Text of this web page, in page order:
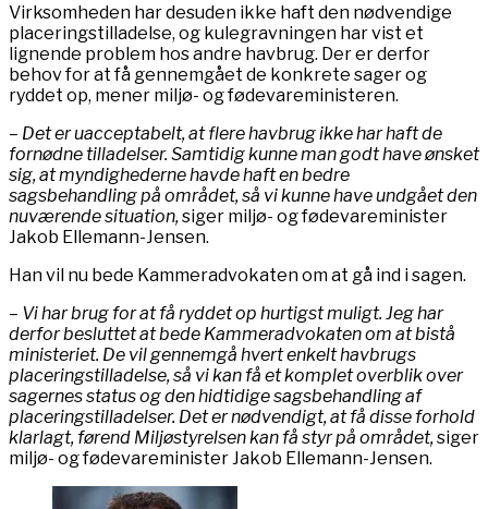
Virksomheden har desuden ikke haft den nødvendige
placeringstilladelse, og kulegravningen har vist et
lignende problem hos andre havbrug. Der er derfor
behov for at få gennemgået de konkrete sager og
ryddet op, mener miljø- og fødevareministeren.
– Det er uacceptabelt, at flere havbrug ikke har haft de
fornødne tilladelser. Samtidig kunne man godt have ønsket
sig, at myndighederne havde haft en bedre
sagsbehandling på området, så vi kunne have undgået den
nuværende situation,siger miljø- og fødevareminister
Jakob Ellemann-Jensen.
Han vil nu bede Kammeradvokaten om at gå ind i sagen.
– Vi har brug for at få ryddet op hurtigst muligt. Jeg har
derfor besluttet at bede Kammeradvokaten om at bistå
ministeriet. De vil gennemgå hvert enkelt havbrugs
placeringstilladelse, så vi kan få et komplet overblik over
sagernes status og den hidtidige sagsbehandling af
placeringstilladelser. Det er nødvendigt, at få disse forhold
klarlagt, førend Miljøstyrelsen kan få styr på området,siger
miljø- og fødevareminister Jakob Ellemann-Jensen.